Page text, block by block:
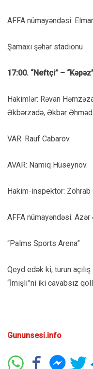
AFFA nümayəndəsi:
Şamaxı şəhər stadionu
17:00. “Neftçi” –
Hakimlər: Rəvan
Əkbərzadə, Əkbər
VAR: Rauf Cabarov.
AVAR: Namiq Hüseynov.
Hakim-inspektor: Zöhrab
AFFA nümayəndəsi:
“Palms Sports Arena”
Qeyd edək ki, turun açılış
“İmişli”ni iki cavabsız
Gununsesi.info